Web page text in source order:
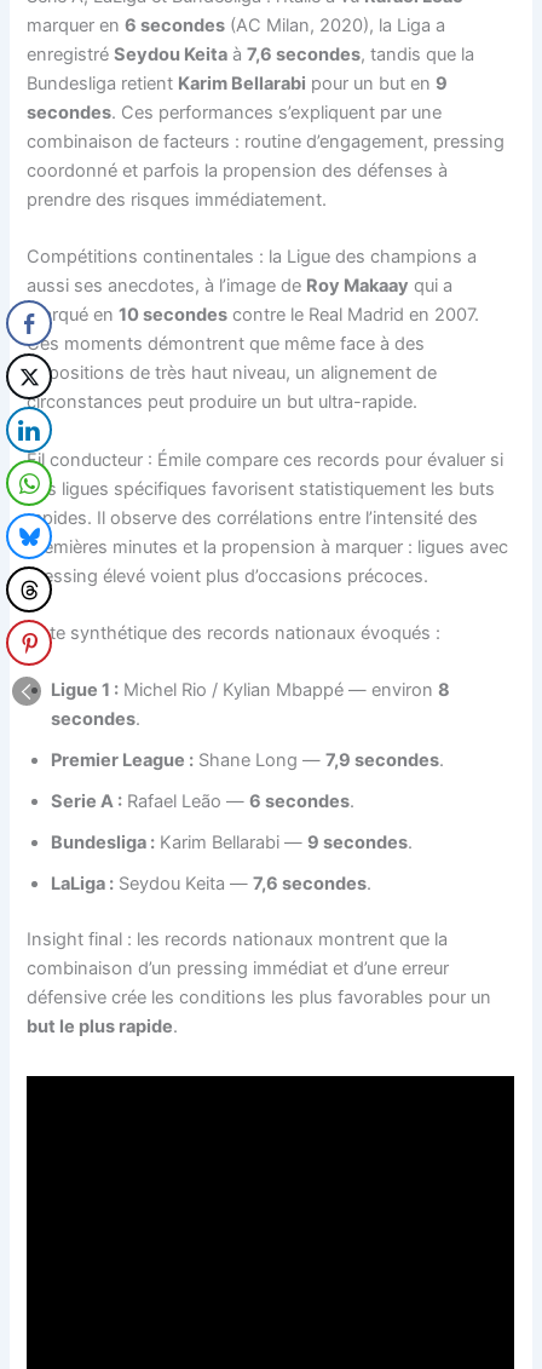
marquer en6 secondes (AC Milan, 2020), la Liga a
enregistréSeydou Keita à7,6 secondes, tandis que la
Bundesliga retient Karim Bellarabi pour un but en 9
secondes. Ces performances s’expliquent par une
combinaison de facteurs : routine d’engagement, pressing
coordonné et parfois la propension des défenses à
prendre des risques immédiatement.
Compétitions continentales : la Ligue des champions a
aussi ses anecdotes, à l’image de Roy Makaay qui a
marqué en10 secondes contre le Real Madrid en 2007.
Ces moments démontrent que même face à des
oppositions de très haut niveau, un alignement de
circonstances peut produire un but ultra-rapide.
Fil conducteur : Émile compare ces records pour évaluer si
des ligues spécifiques favorisent statistiquement les buts
rapides. Il observe des corrélations entre l’intensité des
premières minutes et la propension à marquer : ligues avec
pressing élevé voient plus d’occasions précoces.
Liste synthétique des records nationaux évoqués :
Ligue 1 : Michel Rio / Kylian Mbappé — environ8
secondes.
Premier League : Shane Long —7,9 secondes.
Serie A : Rafael Leão —6 secondes.
Bundesliga : Karim Bellarabi — 9 secondes.
LaLiga : Seydou Keita —7,6 secondes.
Insight final : les records nationaux montrent que la
combinaison d’un pressing immédiat et d’une erreur
défensive crée les conditions les plus favorables pour un
but le plus rapide.